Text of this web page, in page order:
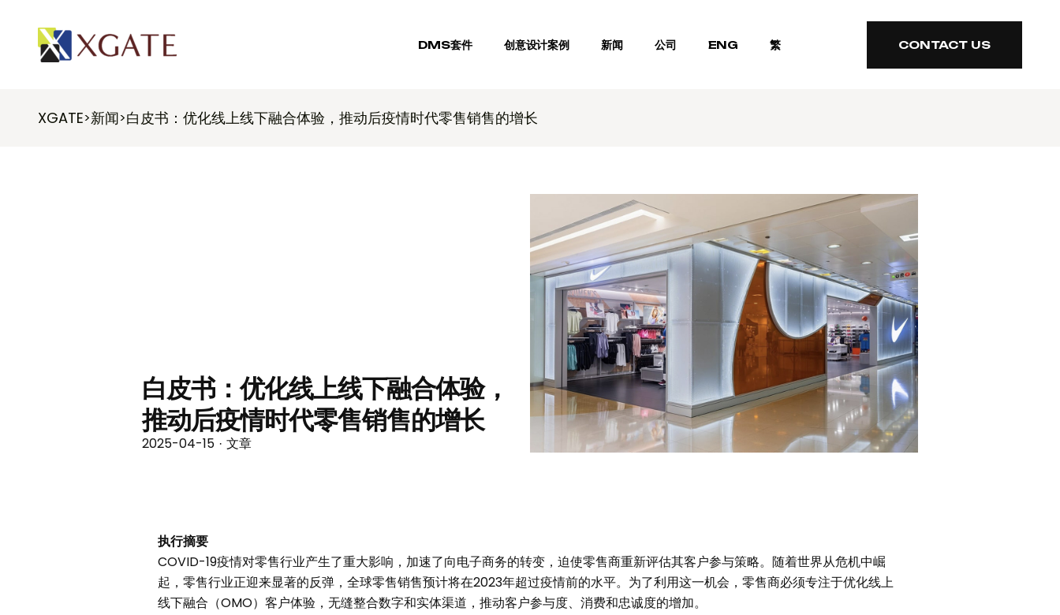
DMS套件 创意设计案例 新闻 公司 ENG 繁
CONTACT US
XGATE>新闻>白皮书：优化线上线下融合体验，推动后疫情时代零售销售的增长
白皮书：优化线上线下融合体验，
推动后疫情时代零售销售的增长
2025-04-15 · 文章
执行摘要
COVID-19疫情对零售行业产生了重大影响，加速了向电子商务的转变，迫使零售商重新评估其客户参与策略。随着世界从危机中崛
起，零售行业正迎来显著的反弹，全球零售销售预计将在2023年超过疫情前的水平。为了利用这一机会，零售商必须专注于优化线上
线下融合（OMO）客户体验，无缝整合数字和实体渠道，推动客户参与度、消费和忠诚度的增加。